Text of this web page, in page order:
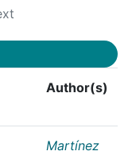
Author(s)
Martínez